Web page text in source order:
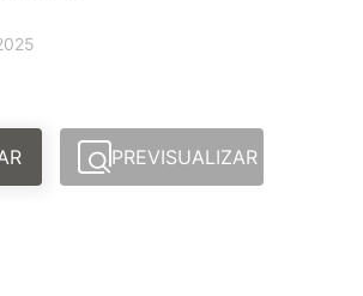
PREVISUALIZAR